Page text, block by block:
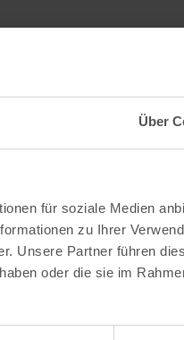
Über
für soziale Medien
zu Ihrer
Unsere Partner führen
oder die sie im